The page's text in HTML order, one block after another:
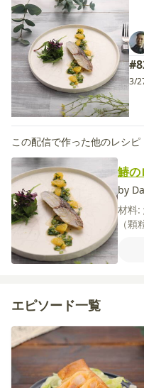
3/
この配信で作った他のレシピ
鰆の
by
材料:
（顆
エピソード一覧